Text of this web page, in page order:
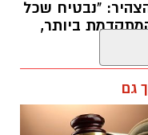
"נבטיח שכל
ביותר,
גם